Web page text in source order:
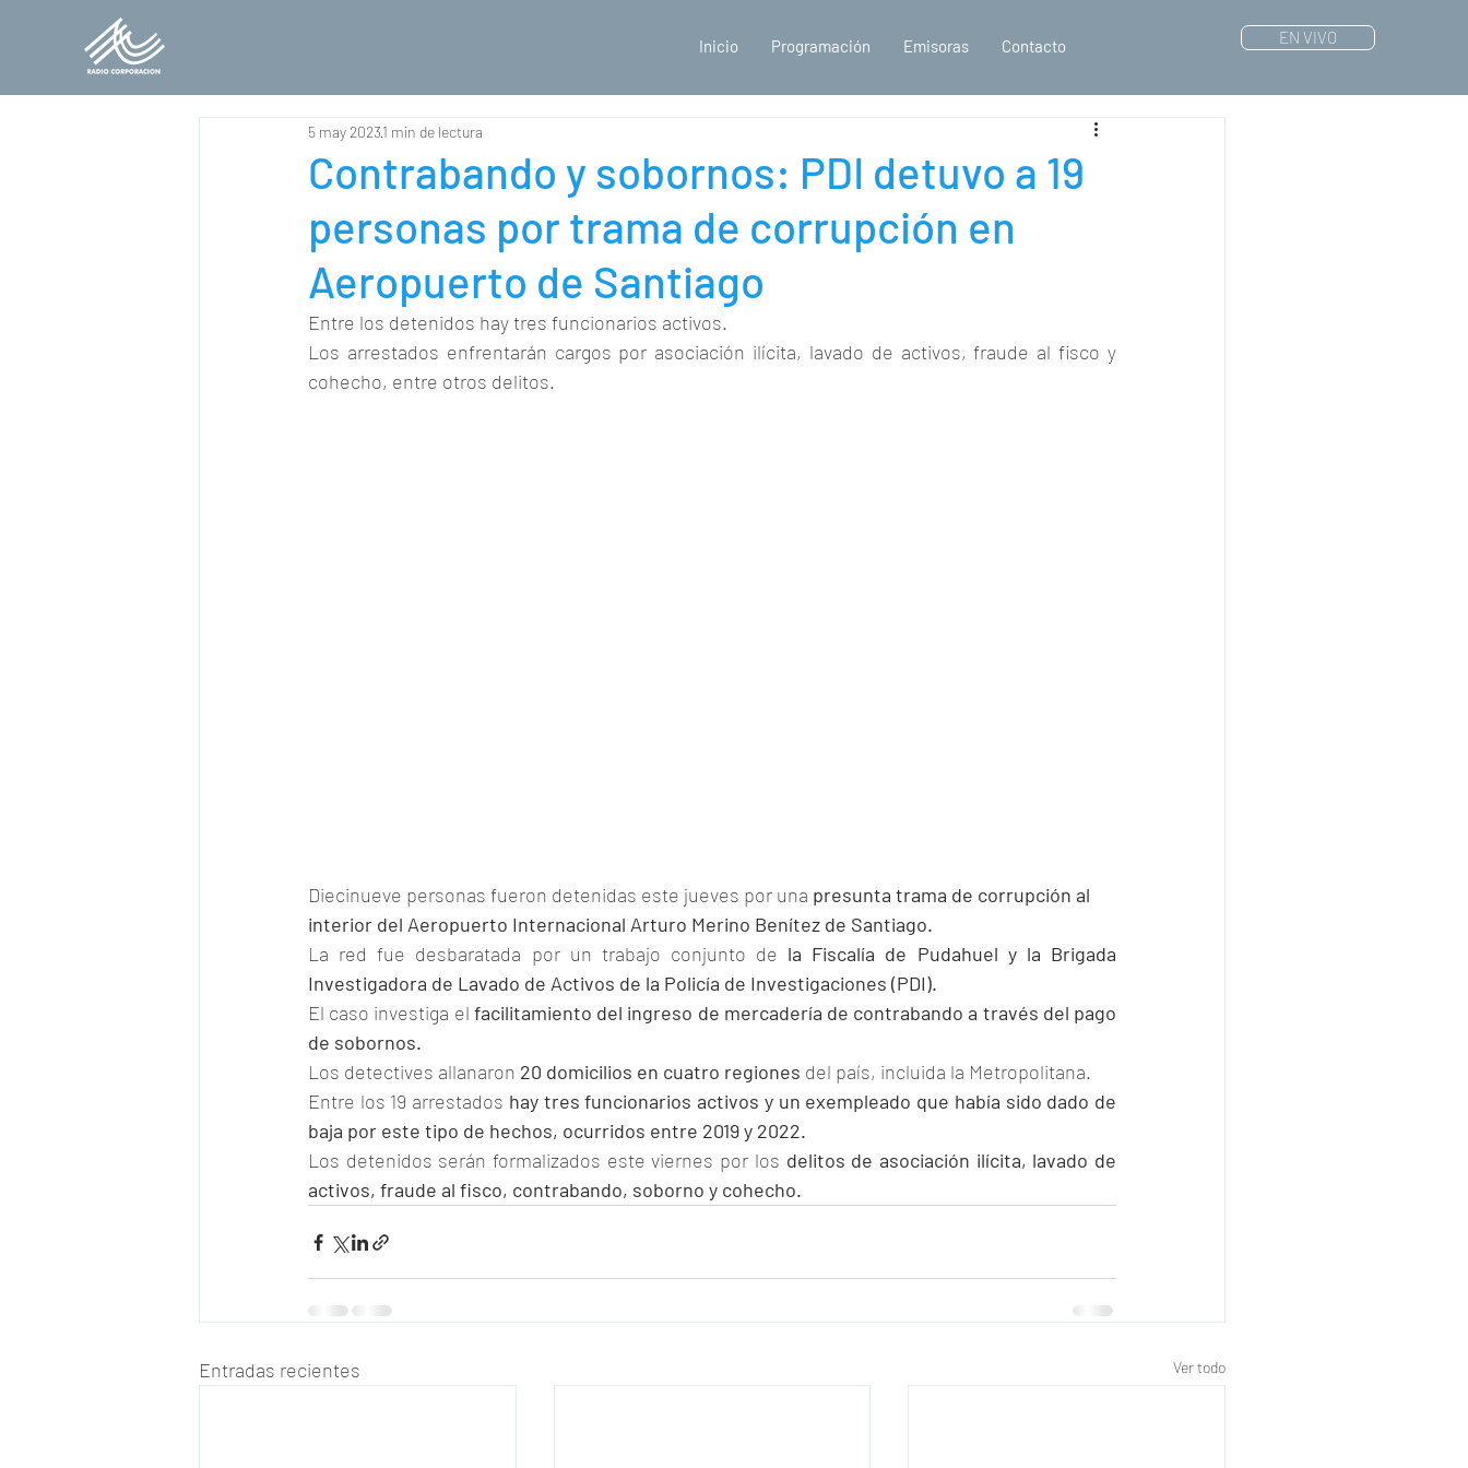
Inicio Programación Emisoras Contacto EN VIVO
Contrabando y sobornos: PDI detuvo a 19
personas por trama de corrupción en
Aeropuerto de Santiago
5 may 20231 min de lectura
Entre los detenidos hay tres funcionarios activos.
Los arrestados enfrentarán cargos por asociación ilícita, lavado de activos, fraude al fisco y
cohecho, entre otros delitos.
Diecinueve personas fueron detenidas este jueves por una presunta trama de corrupción al
interior del Aeropuerto Internacional Arturo Merino Benítez de Santiago.
La red fue desbaratada por un trabajo conjunto de la Fiscalía de Pudahuel y la Brigada
Investigadora de Lavado de Activos de la Policía de Investigaciones (PDI).
El caso investiga el facilitamiento del ingreso de mercadería de contrabando a través del pago
de sobornos.
Los detectives allanaron 20 domicilios en cuatro regiones del país, incluida la Metropolitana.
Entre los 19 arrestados hay tres funcionarios activos y un exempleado que había sido dado de
baja por este tipo de hechos, ocurridos entre 2019 y 2022.
Los detenidos serán formalizados este viernes por los delitos de asociación ilícita, lavado de
activos, fraude al fisco, contrabando, soborno y cohecho.
Entradas recientes Ver todo